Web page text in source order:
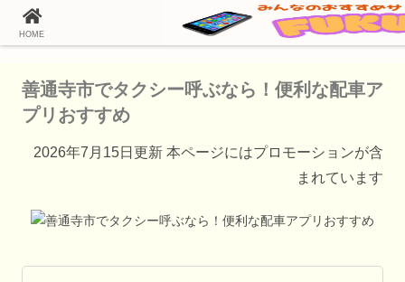
ホーム
善通寺市でタクシー呼ぶなら！便利な配車ア
プリおすすめ
2026年7月15日更新 本ページにはプロモーションが含
まれています
HOME